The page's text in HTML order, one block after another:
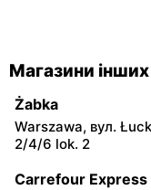
Świętokrzyska 0
Żabka
Łódź, вул. Żurawia 14
Żabka
35
Магазини
Żabka
Warszawa, вул.
2/4/6 lok. 2
Carrefour Express